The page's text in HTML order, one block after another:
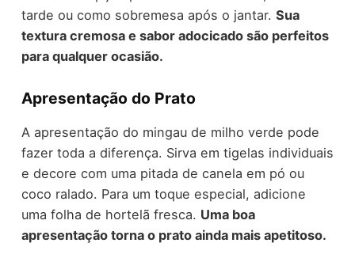
tarde ou como sobremesa após o jantar. Sua
textura cremosa e sabor adocicado são perfeitos
para qualquer ocasião.
Apresentação do Prato
A apresentação do mingau de milho verde pode
fazer toda a diferença. Sirva em tigelas individuais
e decore com uma pitada de canela em pó ou
coco ralado. Para um toque especial, adicione
uma folha de hortelã fresca. Uma boa
apresentação torna o prato ainda mais apetitoso.